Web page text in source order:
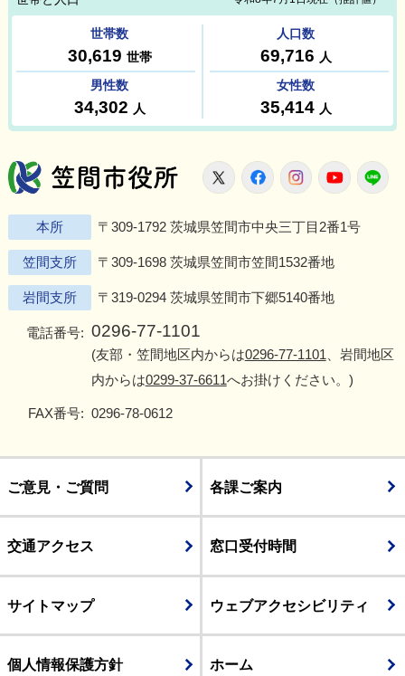
笠間市役所
X FacebookInstagram
本所 〒309-1792 茨城県笠間市中央三丁目2番1号
笠間支所 〒309-1698 茨城県笠間市笠間1532番地
岩間支所 〒319-0294 茨城県笠間市下郷5140番地
電話番号: 0296-77-1101
(友部・笠間地区内からは0296-77-1101 、岩間地区
内からは0299-37-6611へお掛けください。)
FAX番号: 0296-78-0612
ご意見・ご質問 各課ご案内
交通アクセス 窓口受付時間
サイトマップ ウェブアクセシビリティ
個人情報保護方針 ホーム